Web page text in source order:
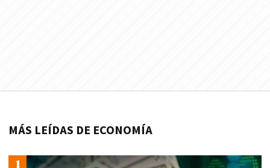
MÁS LEÍDAS DE ECONOMÍA